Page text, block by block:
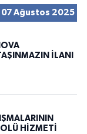
07 Ağustos 2025
İLANI
HİZMETİ